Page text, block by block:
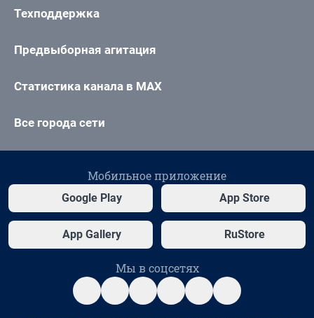
Техподдержка
Предвыборная агитация
Статистика канала в MAX
Все города сети
Мобильное приложение
Google Play App Store
App Gallery RuStore
Мы в соцсетях